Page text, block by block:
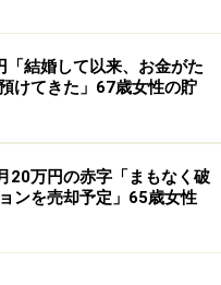
婦の年金だけでは「ほ
れています。
フルタイム勤務す
「給与収入から不足分を
投稿者。
いて「フルタイム勤務
「結婚して以来、お金がた
けてきた」67歳女性の貯
20万円の赤字「まもなく破
ンを売却予定」65歳女性